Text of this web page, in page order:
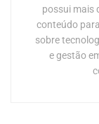
possui mais
conteúdo
sobre
e gestão